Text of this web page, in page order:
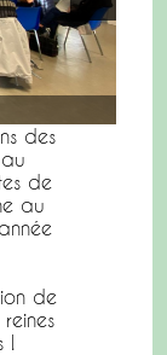
des
de
au
de
!